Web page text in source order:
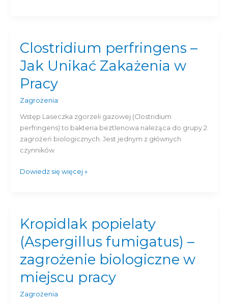
Clostridium perfringens –
Jak Unikać Zakażenia w
Pracy
Zagrożenia
Wstęp Laseczka zgorzeli gazowej (Clostridium
perfringens) to bakteria beztlenowa należąca do grupy 2
zagrożeń biologicznych. Jest jednym z głównych
czynników
Clostridium
perfringens
Jak
Unikać
Zakażenia
Pracy
Dowiedz się więcej »
Kropidlak popielaty
(Aspergillus fumigatus) –
zagrożenie biologiczne w
miejscu pracy
Zagrożenia
Kropidlak
popielaty
(Aspergillus
–
zagrożenie
biologiczne
w